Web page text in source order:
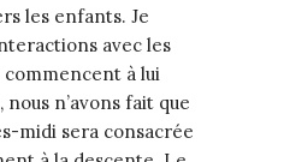
les enfants. Je
avec les
à lui
n’avons fait que
midi sera consacrée